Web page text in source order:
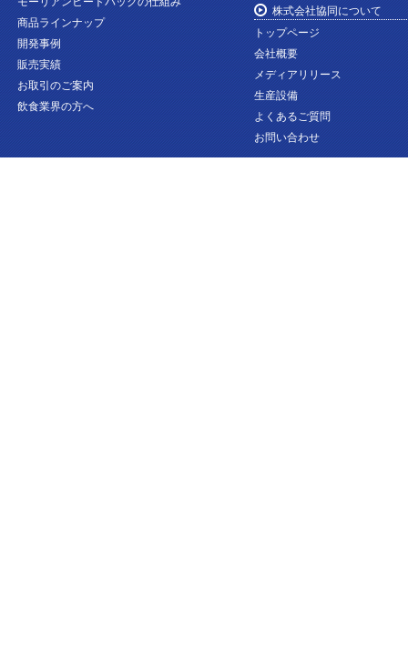
商品ラインナップ
開発事例
販売実績
お取引のご案内
飲食業界の方へ
株式会社協同について
トップページ
会社概要
メディアリリース
生産設備
よくあるご質問
お問い合わせ